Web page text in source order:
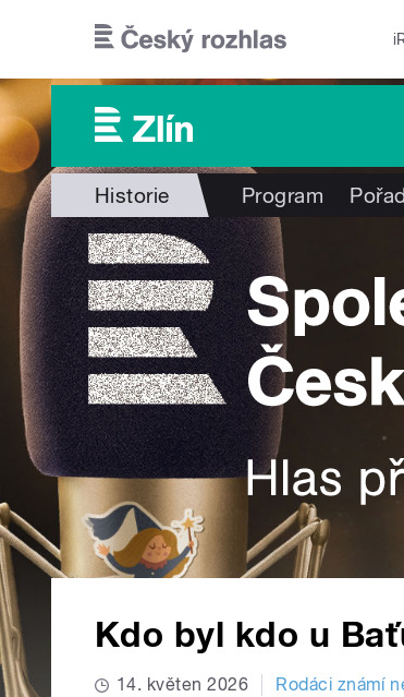
Historie Program
Kdo byl kdo u
14. květen 2026 Rodáci známí